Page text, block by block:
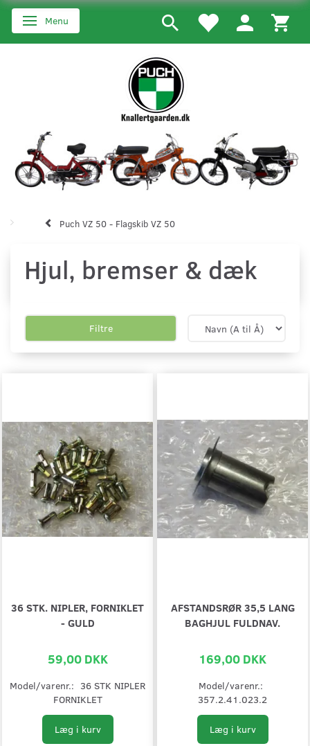
Skifte navigation
Menu
Puch VZ 50 - Flagskib VZ 50
Hjul, bremser & dæk
Filtre
36 STK. NIPLER, FORNIKLET
- GULD
59,00 DKK
Model/varenr.: 36 STK NIPLER
FORNIKLET
Læg i kurv
AFSTANDSRØR 35,5 LANG
BAGHJUL FULDNAV.
169,00 DKK
Model/varenr.:
357.2.41.023.2
Læg i kurv